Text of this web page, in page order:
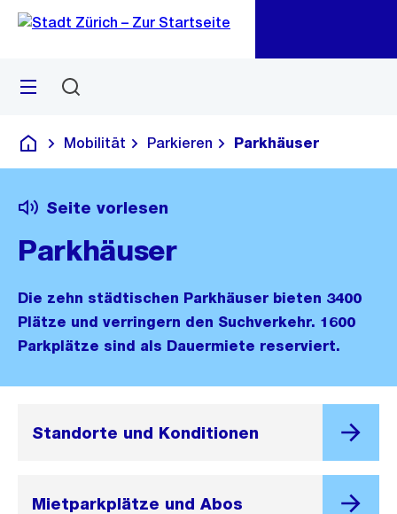
Navigation
Sprunglink
Menü
Deutsch
Mobilität Parkieren Parkhäuser
Seite vorlesen
Parkhäuser
Die zehn städtischen Parkhäuser bieten 3400
Plätze und verringern den Suchverkehr. 1600
Parkplätze sind als Dauermiete reserviert.
Standorte und Konditionen
Mietparkplätze und Abos